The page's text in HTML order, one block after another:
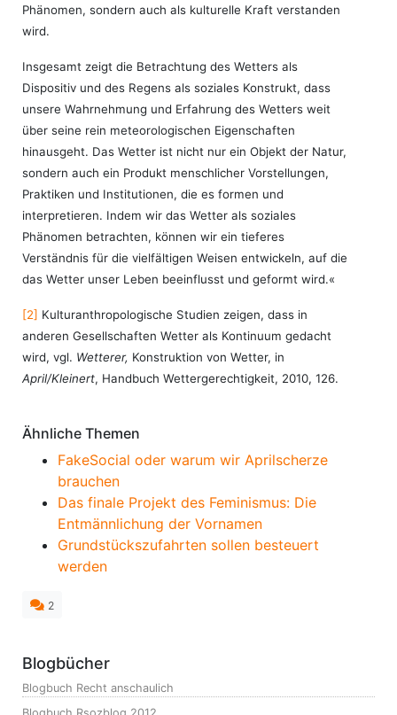
Phänomen, sondern auch als kulturelle Kraft verstanden
wird.
Insgesamt zeigt die Betrachtung des Wetters als
Dispositiv und des Regens als soziales Konstrukt, dass
unsere Wahrnehmung und Erfahrung des Wetters weit
über seine rein meteorologischen Eigenschaften
hinausgeht. Das Wetter ist nicht nur ein Objekt der Natur,
sondern auch ein Produkt menschlicher Vorstellungen,
Praktiken und Institutionen, die es formen und
interpretieren. Indem wir das Wetter als soziales
Phänomen betrachten, können wir ein tieferes
Verständnis für die vielfältigen Weisen entwickeln, auf die
das Wetter unser Leben beeinflusst und geformt wird.«
[2] Kulturanthropologische Studien zeigen, dass in
anderen Gesellschaften Wetter als Kontinuum gedacht
wird, vgl. Wetterer, Konstruktion von Wetter, in
April/Kleinert, Handbuch Wettergerechtigkeit, 2010, 126.
Ähnliche Themen
FakeSocial oder warum wir Aprilscherze
brauchen
Das finale Projekt des Feminismus: Die
Entmännlichung der Vornamen
Grundstückszufahrten sollen besteuert
werden
2
Blogbücher
Blogbuch Recht anschaulich